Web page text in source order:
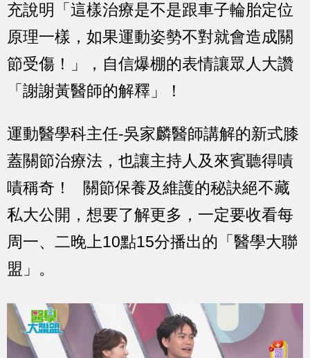
充說明「這樣治療是不是跟車子輪胎定位
原理一樣，如果運動姿勢不對就會造成關
節受傷！」，自信爆棚的表情讓眾人大讚
「謝謝黃醫師的解釋」！
運動醫學科主任-吳家麟醫師講解的新式膝
蓋關節治療法，也讓主持人及來賓聽得嘖
嘖稱奇！ 關節保養及維護的秘訣絕不藏
私大公開，想要了解更多，一定要收看每
周一、二晚上10點15分播出的「醫學大聯
盟」。